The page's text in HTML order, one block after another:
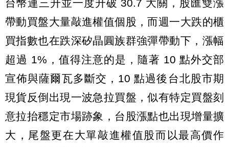
台幣連三升並一度升破 30.7 大關，股匯雙漲
帶動買盤大量敲進權值個股，而週一大跌的櫃
買指數也在跌深矽晶圓族群強彈帶動下，漲幅
超過 1%，值得注意的是，隨著 10 點外交部
宣佈與薩爾瓦多斷交，10 點過後台北股市期
現貨反倒出現一波急拉買盤，似有特定買盤刻
意拉抬穩定市場跡象，台股漲點也出現增量擴
大，尾盤更在大單敲進權值股而以最高價作